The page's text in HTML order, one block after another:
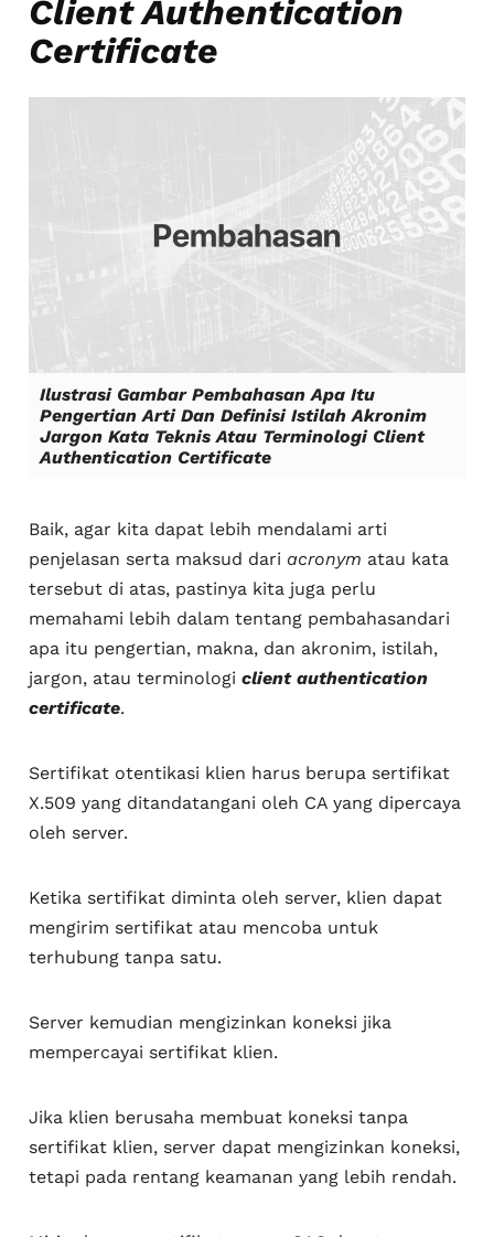
Client Authentication
Certificate
Ilustrasi Gambar Pembahasan Apa Itu
Pengertian Arti Dan Definisi Istilah Akronim
Jargon Kata Teknis Atau Terminologi Client
Authentication Certificate
Baik, agar kita dapat lebih mendalami arti
penjelasan serta maksud dari acronym atau kata
tersebut di atas, pastinya kita juga perlu
memahami lebih dalam tentang pembahasandari
apa itu pengertian, makna, dan akronim, istilah,
jargon, atau terminologiclient authentication
certificate.
Sertifikat otentikasi klien harus berupa sertifikat
X.509 yang ditandatangani oleh CA yang dipercaya
oleh server.
Ketika sertifikat diminta oleh server, klien dapat
mengirim sertifikat atau mencoba untuk
terhubung tanpa satu.
Server kemudian mengizinkan koneksi jika
mempercayai sertifikat klien.
Jika klien berusaha membuat koneksi tanpa
sertifikat klien, server dapat mengizinkan koneksi,
tetapi pada rentang keamanan yang lebih rendah.